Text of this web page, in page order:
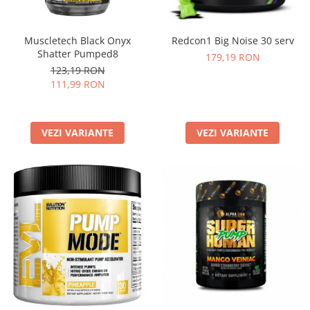
Vitamine bărbați / femei
Îngrijire personală
Insulated
JNX Sports
Kaged
Kevin Levrone
Muscle Pharm
Muscletech
Naughty Boy
Neocell
Nordic Naturals
NOW Foods
Nutrend
Nutrex
Olimp Sport Nutrition
Optimum Nutrition
Muscletech Black Onyx
Shatter Pumped8
123,19 RON
111,99 RON
VEZI VARIANTE
Redcon1 Big Noise 30 serv
179,19 RON
VEZI VARIANTE